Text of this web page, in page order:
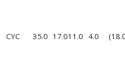
CYC 35.0 17.011.0 4.0